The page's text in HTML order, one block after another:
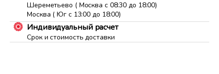
Шереметьево ( Москва с 08:30 до 18:00)
Москва ( Юг с 13:00 до 18:00)
Индивидуальный расчет
Срок и стоимость доставки